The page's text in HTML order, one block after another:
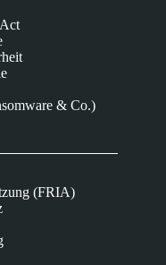
& Co.)
(FRIA)